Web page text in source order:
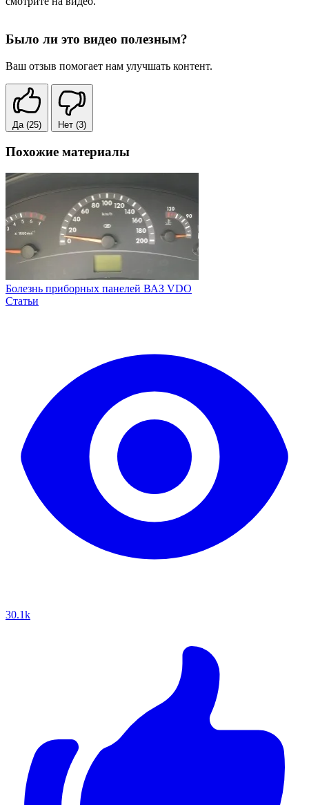
Было ли это видео полезным?
Ваш отзыв помогает нам улучшать контент.
Да (25) Нет (3)
Похожие материалы
Болезнь приборных панелей ВАЗ VDO
Статьи
30.1k